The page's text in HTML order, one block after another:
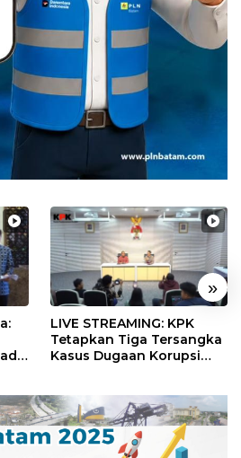
»
LIVE STREAMING: KPK
Tetapkan Tiga Tersangka
Kasus Dugaan Korupsi